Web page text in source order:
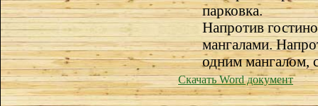
парковка.
Напротив
мангалами.
одним мангалом,
Скачать Word документ